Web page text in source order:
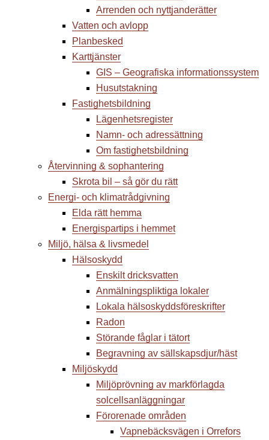
Arrenden och nyttjanderätter
Vatten och avlopp
Planbesked
Karttjänster
GIS – Geografiska informationssystem
Husutstakning
Fastighetsbildning
Lägenhetsregister
Namn- och adressättning
Om fastighetsbildning
Återvinning & sophantering
Skrota bil – så gör du rätt
Energi- och klimatrådgivning
Elda rätt hemma
Energispartips i hemmet
Miljö, hälsa & livsmedel
Hälsoskydd
Enskilt dricksvatten
Anmälningspliktiga lokaler
Lokala hälsoskyddsföreskrifter
Radon
Störande fåglar i tätort
Begravning av sällskapsdjur/häst
Miljöskydd
Miljöprövning av markförlagda
solcellsanläggningar
Förorenade områden
Vapnebäcksvägen i Orrefors